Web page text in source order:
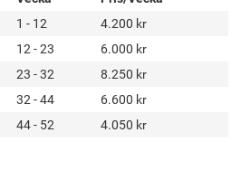
1 - 12
4.200 kr
12 - 23
6.000 kr
23 - 32
8.250 kr
32 - 44
6.600 kr
44 - 52 4.050 kr